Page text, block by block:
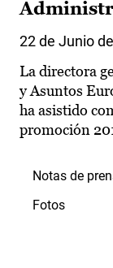
22 de Junio
La directora
y Asuntos
ha asistido
promoción
Notas de
Fotos